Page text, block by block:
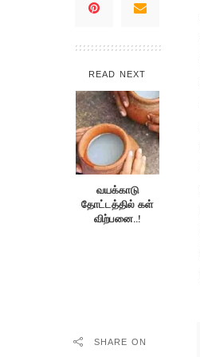
READ NEXT
வயக்காடு
தோட்டத்தில் கள்
விற்பனை..!
SHARE ON